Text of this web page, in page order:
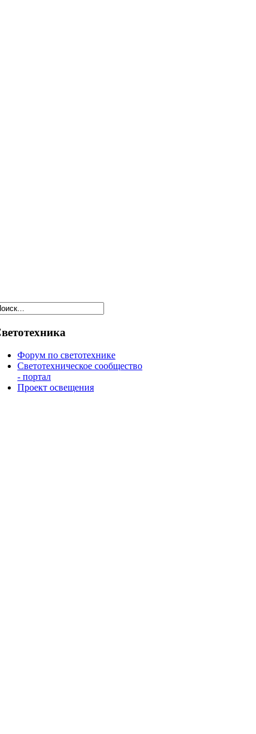
Форум по светотехнике
Светотехническое сообщество
- портал
Проект освещения